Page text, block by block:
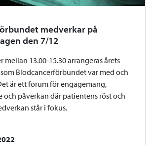
medverkar på
den 7/12
mellan 13.00-15.30 arrangeras årets
Blodcancerförbundet var med och
är ett forum för engagemang,
och påverkan där patientens röst och
står i fokus.